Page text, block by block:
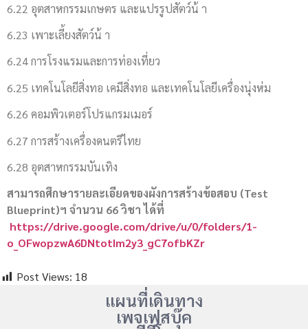
6.22 อุตสาหกรรมเกษตร และแปรรูปสัตว์น้ า
6.23 เพาะเลี้ยงสัตว์น้ า
6.24 การโรงแรมและการท่องเที่ยว
6.25 เทคโนโลยีสิ่งทอ เคมีสิ่งทอ และเทคโนโลยีเครื่องนุ่งห่ม
6.26 คอมพิวเตอร์โปรแกรมเมอร์
6.27 การสร้างเครื่องดนตรีไทย
6.28 อุตสาหกรรมบันเทิง
สามารถศึกษารายละเอียดของผังการสร้างข้อสอบ (Test
Blueprint)ฯ จำนวน 66 วิชา ได้ที่
https://drive.google.com/drive/u/0/folders/1-
o_OFwopzwA6DNtotIm2y3_gC7ofbKZr
Post Views: 18
แผนที่เดินทาง
เพจเฟสบุ๊ค